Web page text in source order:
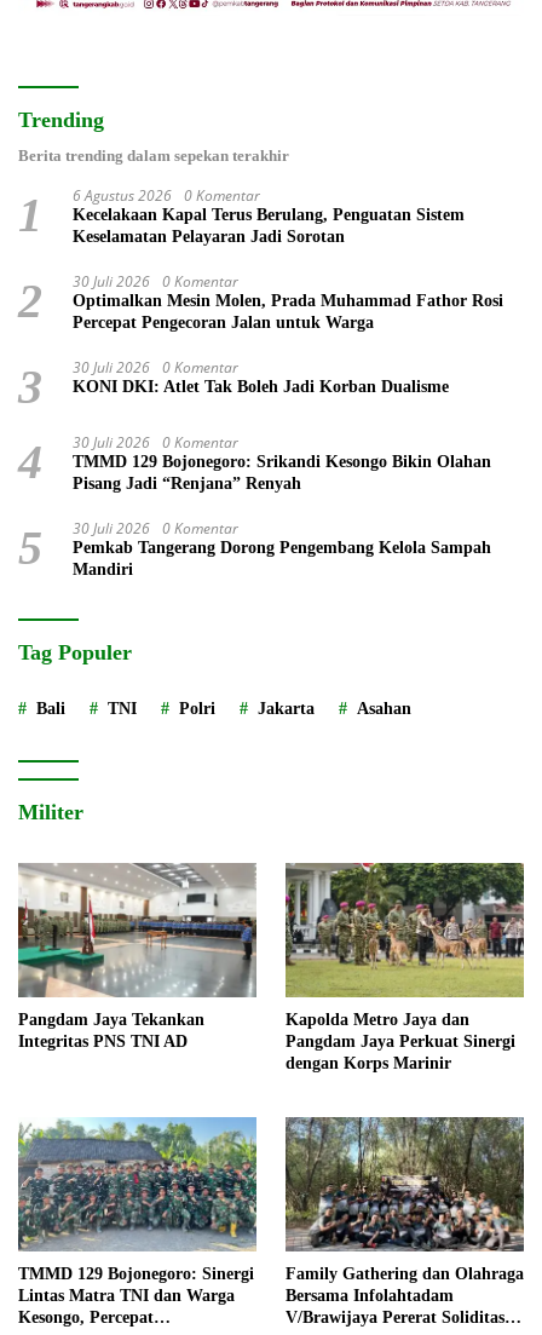
Trending
Berita trending dalam sepekan terakhir
1 6 Agustus 2026 0 Komentar
Kecelakaan Kapal Terus Berulang, Penguatan Sistem
Keselamatan Pelayaran Jadi Sorotan
2 30 Juli 2026 0 Komentar
Optimalkan Mesin Molen, Prada Muhammad Fathor Rosi
Percepat Pengecoran Jalan untuk Warga
3 30 Juli 2026 0 Komentar
KONI DKI: Atlet Tak Boleh Jadi Korban Dualisme
4 30 Juli 2026 0 Komentar
TMMD 129 Bojonegoro: Srikandi Kesongo Bikin Olahan
Pisang Jadi “Renjana” Renyah
5 30 Juli 2026 0 Komentar
Pemkab Tangerang Dorong Pengembang Kelola Sampah
Mandiri
Tag Populer
Bali TNI Polri Jakarta Asahan
Militer
Pangdam Jaya Tekankan
Integritas PNS TNI AD
Kapolda Metro Jaya dan
Pangdam Jaya Perkuat Sinergi
dengan Korps Marinir
TMMD 129 Bojonegoro: Sinergi
Lintas Matra TNI dan Warga
Kesongo, Percepat
Family Gathering dan Olahraga
Bersama Infolahtadam
V/Brawijaya Pererat Soliditas